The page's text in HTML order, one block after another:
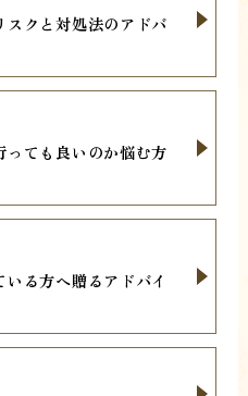
クと対処法のアドバ
ても良いのか悩む方
る方へ贈るアドバイ